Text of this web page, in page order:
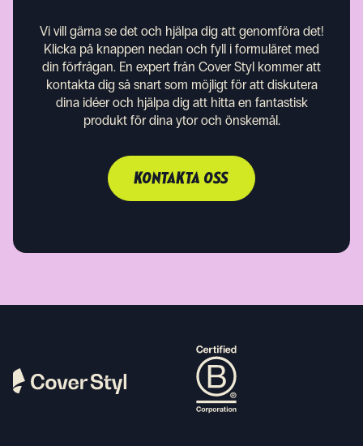
Vi vill gärna se det och hjälpa dig att genomföra det!
Klicka på knappen nedan och fyll i formuläret med
din förfrågan. En expert från Cover Styl kommer att
kontakta dig så snart som möjligt för att diskutera
dina idéer och hjälpa dig att hitta en fantastisk
produkt för dina ytor och önskemål.
KONTAKTA OSS